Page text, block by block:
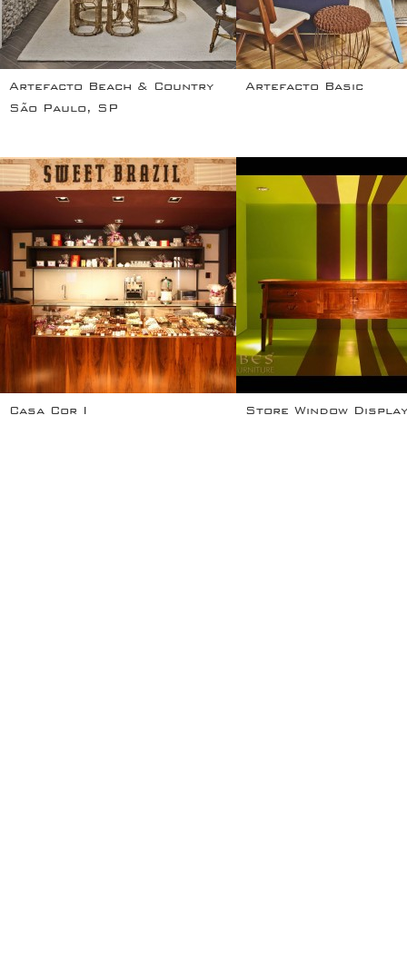
Artefacto Beach & Country
São Paulo, SP
Artefacto Basic
Casa Cor I Store Window Display